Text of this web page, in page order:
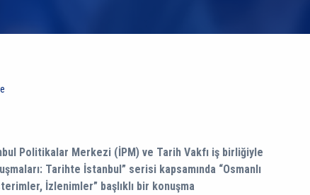
Politikalar Merkezi (İPM) ve Tarih Vakfı iş birliğiyle
Tarihte İstanbul” serisi kapsamında “Osmanlı
İzlenimler” başlıklı bir konuşma